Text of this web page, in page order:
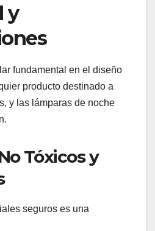
y
fundamental en el diseño
producto destinado a
y las lámparas de noche
Tóxicos y
seguros es una